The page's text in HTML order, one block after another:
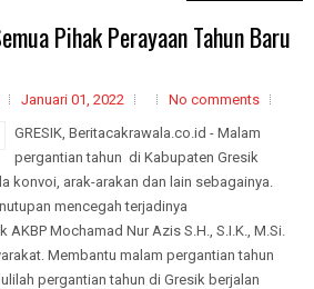
Pihak Perayaan Tahun Baru
Januari 01, 2022
No comments
GRESIK, Beritacakrawala.co.id - Malam
pergantian tahun di Kabupaten Gresik
konvoi, arak-arakan dan lain sebagainya.
mencegah terjadinya
AKBP Mochamad Nur Azis S.H., S.I.K., M.Si.
Membantu malam pergantian tahun
pergantian tahun di Gresik berjalan